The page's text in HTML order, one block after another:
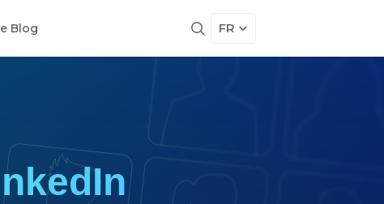
FR
Blog